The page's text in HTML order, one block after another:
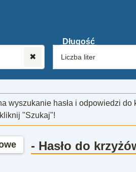
✖
Długość
wyszukanie hasła i odpowiedzi
"Szukaj"!
- Hasło do